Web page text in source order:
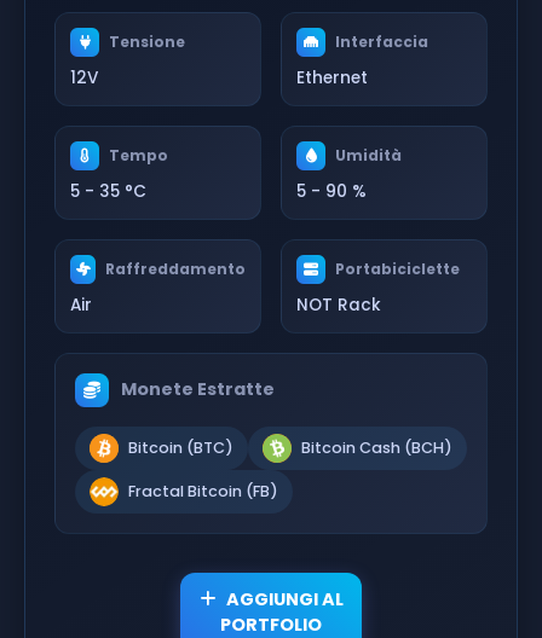
Tensione
12V
Interfaccia
Ethernet
Tempo
5 - 35 °C
Umidità
5 - 90 %
Raffreddamento
Air
Portabiciclette
NOT Rack
Monete Estratte
Bitcoin (BTC) Bitcoin Cash (BCH)
Fractal Bitcoin (FB)
AGGIUNGI AL
PORTFOLIO